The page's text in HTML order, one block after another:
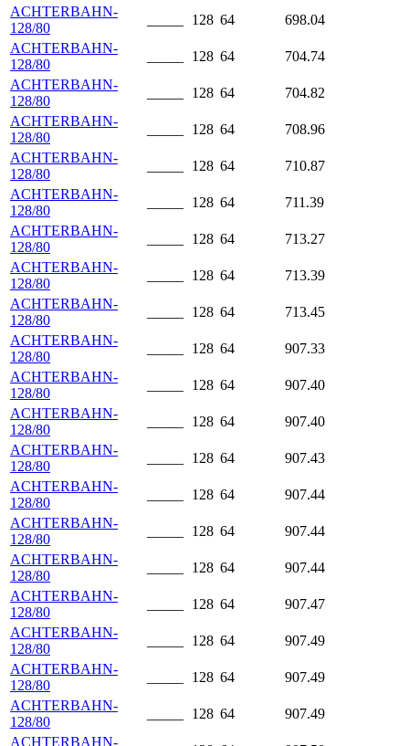
ACHTERBAHN-
128/80
128 64
698.04
ACHTERBAHN-
128/80
128 64
704.74
ACHTERBAHN-
128/80
128 64
704.82
ACHTERBAHN-
128/80
128 64
708.96
ACHTERBAHN-
128/80
128 64
710.87
ACHTERBAHN-
128/80
128 64
711.39
ACHTERBAHN-
128/80
128 64
713.27
ACHTERBAHN-
128/80
128 64
713.39
ACHTERBAHN-
128/80
128 64
713.45
ACHTERBAHN-
128/80
128 64
907.33
ACHTERBAHN-
128/80
128 64
907.40
ACHTERBAHN-
128/80
128 64
907.40
ACHTERBAHN-
128/80
128 64
907.43
ACHTERBAHN-
128/80
128 64
907.44
ACHTERBAHN-
128/80
128 64
907.44
ACHTERBAHN-
128/80
128 64
907.44
ACHTERBAHN-
128/80
128 64
907.47
ACHTERBAHN-
128/80
128 64
907.49
ACHTERBAHN-
128/80
128 64
907.49
ACHTERBAHN-
128/80
128 64
907.49
ACHTERBAHN-